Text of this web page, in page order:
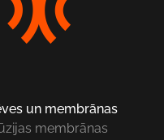
un membrānas
membrānas